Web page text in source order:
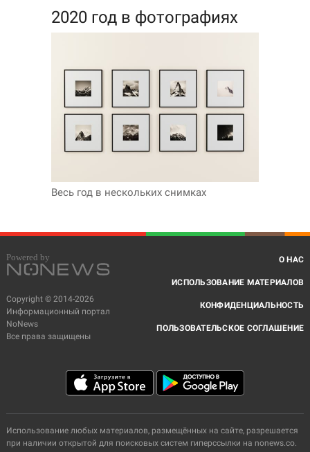
2020 год в фотографиях
Весь год в нескольких снимках
Copyright © 2014-2026
Информационный портал
NoNews
Все права защищены
О НАС
ИСПОЛЬЗОВАНИЕ МАТЕРИАЛОВ
КОНФИДЕНЦИАЛЬНОСТЬ
ПОЛЬЗОВАТЕЛЬСКОЕ СОГЛАШЕНИЕ
Использование любых материалов, размещённых на сайте, разрешается
при наличии открытой для поисковых систем гиперссылки на nonews.co.